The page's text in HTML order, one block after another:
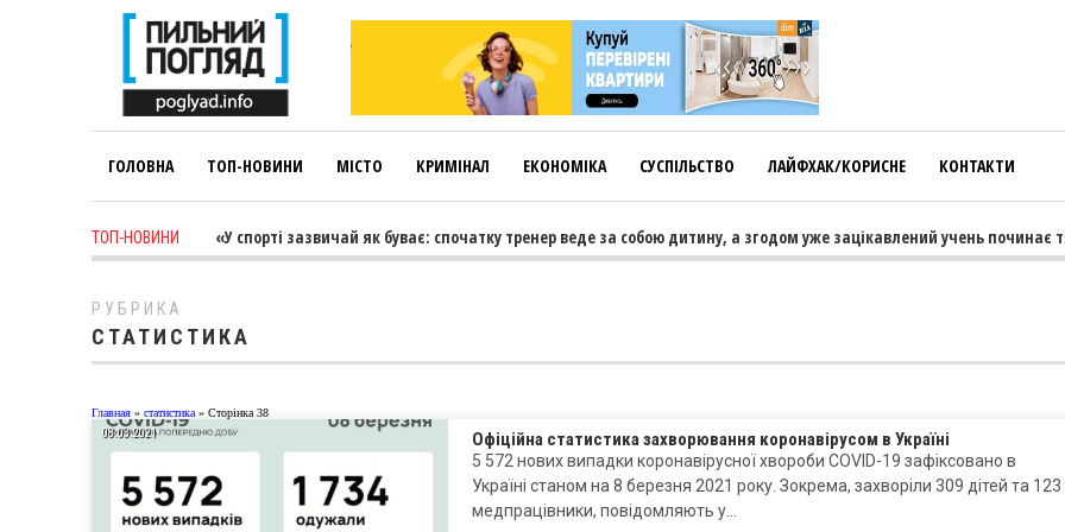
ГОЛОВНА ТОП-НОВИНИ МІСТО КРИМІНАЛ ЕКОНОМІКА СУСПІЛЬСТВО ЛАЙФХАК/КОРИСНЕ КОНТАКТИ
ТОП-НОВИНИ
Лариса Коновалова: «У спорті зазвичай як буває: спочатку тренер веде за собою дитину, а згодом уже зацікавлений учень починає
РУБРИКА
СТАТИСТИКА
Главная » статистика » Сторінка 38
08.03.2021
Офіційна статистика захворювання коронавірусом в Україні
5 572 нових випадки коронавірусної хвороби COVID-19 зафіксовано в
Україні станом на 8 березня 2021 року. Зокрема, захворіли 309 дітей та 123
медпрацівники, повідомляють у…